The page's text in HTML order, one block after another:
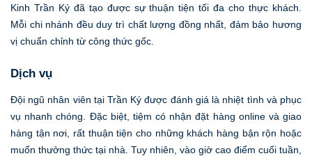
Kinh Trần Ký đã tạo được sự thuận tiện tối đa cho thực khách.
Mỗi chi nhánh đều duy trì chất lượng đồng nhất, đảm bảo hương
vị chuẩn chỉnh từ công thức gốc.
Dịch vụ
Đội ngũ nhân viên tại Trần Ký được đánh giá là nhiệt tình và phục
vụ nhanh chóng. Đặc biệt, tiệm có nhận đặt hàng online và giao
hàng tận nơi, rất thuận tiện cho những khách hàng bận rộn hoặc
muốn thưởng thức tại nhà. Tuy nhiên, vào giờ cao điểm cuối tuần,